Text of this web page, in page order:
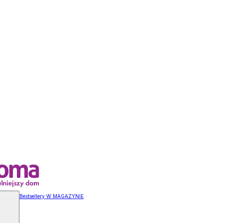
Bestsellery W MAGAZYNIE